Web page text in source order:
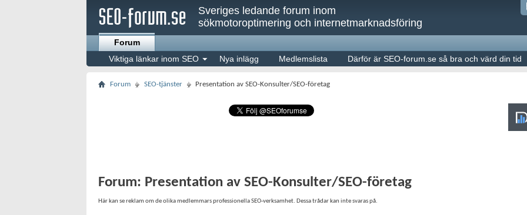
Sveriges ledande forum inom
sökmotoroptimering och internetmarknadsföring
Forum
Viktiga länkar inom SEO
Nya inlägg Medlemslista Därför är SEO-forum.se så bra och värd din tid
Forum SEO-tjänster Presentation av SEO-Konsulter/SEO-företag
Forum: Presentation av SEO-Konsulter/SEO-företag
Här kan se reklam om de olika medlemmars professionella SEO-verksamhet. Dessa trådar kan inte svaras på.